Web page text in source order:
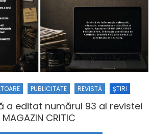
PUBLICITATE REVISTĂ ȘTIRI
a editat numărul 93 al revistei
MAGAZIN CRITIC